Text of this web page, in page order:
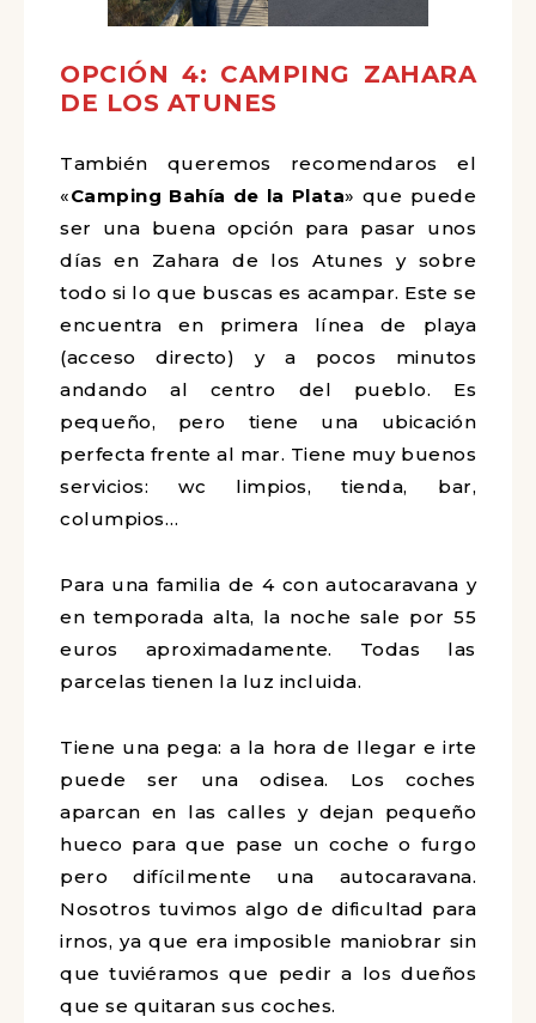
OPCIÓN 4: CAMPING ZAHARA
DE LOS ATUNES
También queremos recomendaros el
«Camping Bahía de la Plata» que puede
ser una buena opción para pasar unos
días en Zahara de los Atunes y sobre
todo si lo que buscas es acampar. Este se
encuentra en primera línea de playa
(acceso directo) y a pocos minutos
andando al centro del pueblo. Es
pequeño, pero tiene una ubicación
perfecta frente al mar. Tiene muy buenos
servicios: wc limpios, tienda, bar,
columpios…
Para una familia de 4 con autocaravana y
en temporada alta, la noche sale por 55
euros aproximadamente. Todas las
parcelas tienen la luz incluida.
Tiene una pega: a la hora de llegar e irte
puede ser una odisea. Los coches
aparcan en las calles y dejan pequeño
hueco para que pase un coche o furgo
pero difícilmente una autocaravana.
Nosotros tuvimos algo de dificultad para
irnos, ya que era imposible maniobrar sin
que tuviéramos que pedir a los dueños
que se quitaran sus coches.